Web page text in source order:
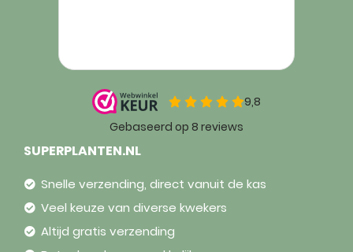
SUPERPLANTEN.NL
Snelle verzending, direct vanuit de kas
Veel keuze van diverse kwekers
Altijd gratis verzending